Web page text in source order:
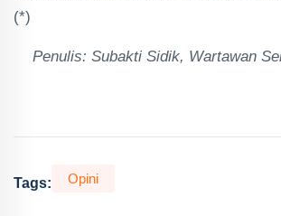
(*)
Penulis: Subakti Sidik, Wartawan
Tags: Opini